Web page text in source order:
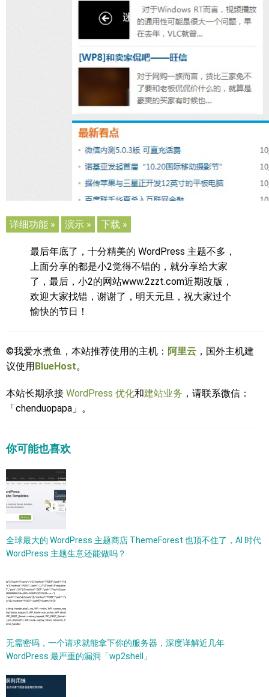
详细功能 » 演示 » 下载 »
最后年底了，十分精美的 WordPress 主题不多，
上面分享的都是小2觉得不错的，就分享给大家
了，最后，小2的网站www.2zzt.com近期改版，
欢迎大家找错，谢谢了，明天元旦，祝大家过个
愉快的节日！
©我爱水煮鱼，本站推荐使用的主机： 阿里云 ，国外主机建
议使用BlueHost。
本站长期承接 WordPress 优化和建站业务 ，请联系微信：
「chenduopapa」。
你可能也喜欢
全球最大的 WordPress 主题商店 ThemeForest 也顶不住了，AI 时代
WordPress 主题生意还能做吗？
无需密码，一个请求就能拿下你的服务器，深度详解近几年
WordPress 最严重的漏洞「wp2shell」